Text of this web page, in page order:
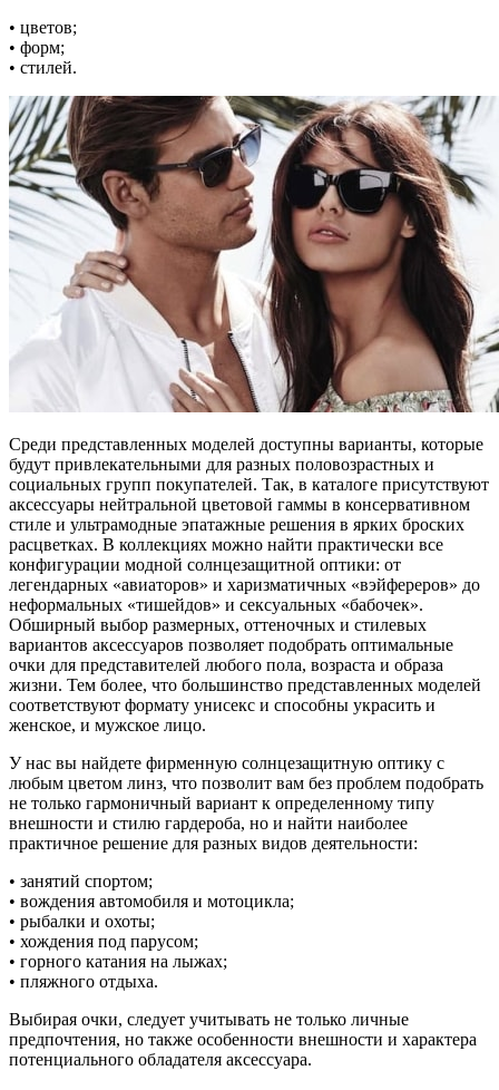
• цветов;
• форм;
• стилей.
Среди представленных моделей доступны варианты, которые
будут привлекательными для разных половозрастных и
социальных групп покупателей. Так, в каталоге присутствуют
аксессуары нейтральной цветовой гаммы в консервативном
стиле и ультрамодные эпатажные решения в ярких броских
расцветках. В коллекциях можно найти практически все
конфигурации модной солнцезащитной оптики: от
легендарных «авиаторов» и харизматичных «вэйфереров» до
неформальных «тишейдов» и сексуальных «бабочек».
Обширный выбор размерных, оттеночных и стилевых
вариантов аксессуаров позволяет подобрать оптимальные
очки для представителей любого пола, возраста и образа
жизни. Тем более, что большинство представленных моделей
соответствуют формату унисекс и способны украсить и
женское, и мужское лицо.
У нас вы найдете фирменную солнцезащитную оптику с
любым цветом линз, что позволит вам без проблем подобрать
не только гармоничный вариант к определенному типу
внешности и стилю гардероба, но и найти наиболее
практичное решение для разных видов деятельности:
• занятий спортом;
• вождения автомобиля и мотоцикла;
• рыбалки и охоты;
• хождения под парусом;
• горного катания на лыжах;
• пляжного отдыха.
Выбирая очки, следует учитывать не только личные
предпочтения, но также особенности внешности и характера
потенциального обладателя аксессуара.